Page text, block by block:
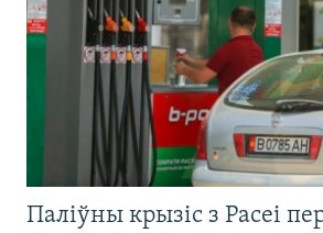
Паліўны крызіс з Расеі